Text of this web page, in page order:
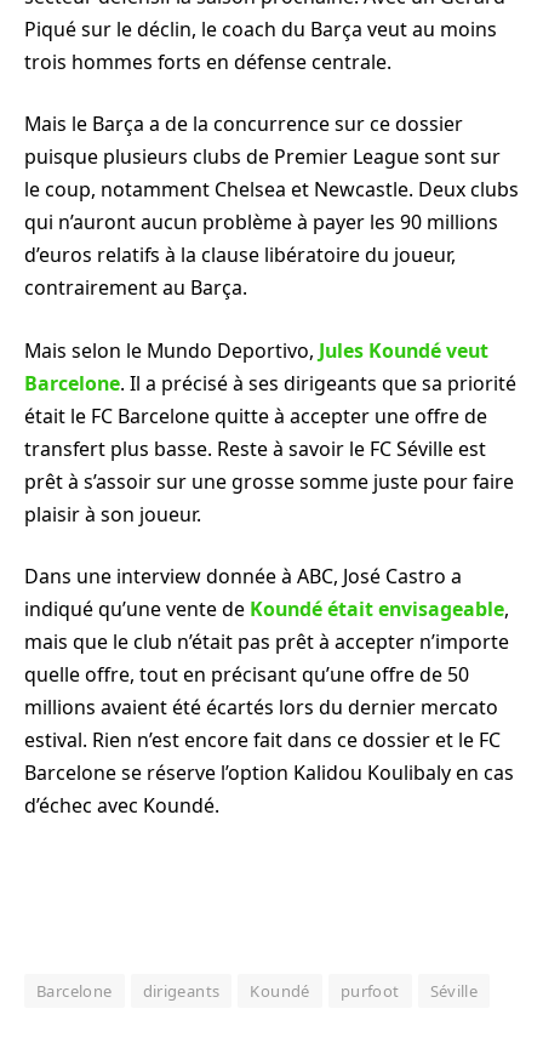
Piqué sur le déclin, le coach du Barça veut au moins
trois hommes forts en défense centrale.
Mais le Barça a de la concurrence sur ce dossier
puisque plusieurs clubs de Premier League sont sur
le coup, notamment Chelsea et Newcastle. Deux clubs
qui n’auront aucun problème à payer les 90 millions
d’euros relatifs à la clause libératoire du joueur,
contrairement au Barça.
Mais selon le Mundo Deportivo, Jules Koundé veut
Barcelone. Il a précisé à ses dirigeants que sa priorité
était le FC Barcelone quitte à accepter une offre de
transfert plus basse. Reste à savoir le FC Séville est
prêt à s’assoir sur une grosse somme juste pour faire
plaisir à son joueur.
Dans une interview donnée à ABC, José Castro a
indiqué qu’une vente de Koundé était envisageable,
mais que le club n’était pas prêt à accepter n’importe
quelle offre, tout en précisant qu’une offre de 50
millions avaient été écartés lors du dernier mercato
estival. Rien n’est encore fait dans ce dossier et le FC
Barcelone se réserve l’option Kalidou Koulibaly en cas
d’échec avec Koundé.
Barcelone dirigeants Koundé purfoot Séville